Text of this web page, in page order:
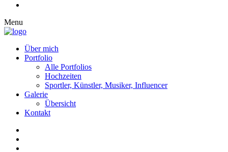
Menu
Über mich
Portfolio
Alle Portfolios
Hochzeiten
Sportler, Künstler, Musiker, Influencer
Galerie
Übersicht
Kontakt